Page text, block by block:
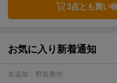
3点とも買い
お気に入り新着通知
未追加： 野坂勇作